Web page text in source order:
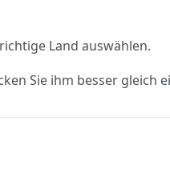
Land auswählen.
Sie ihm besser gleich